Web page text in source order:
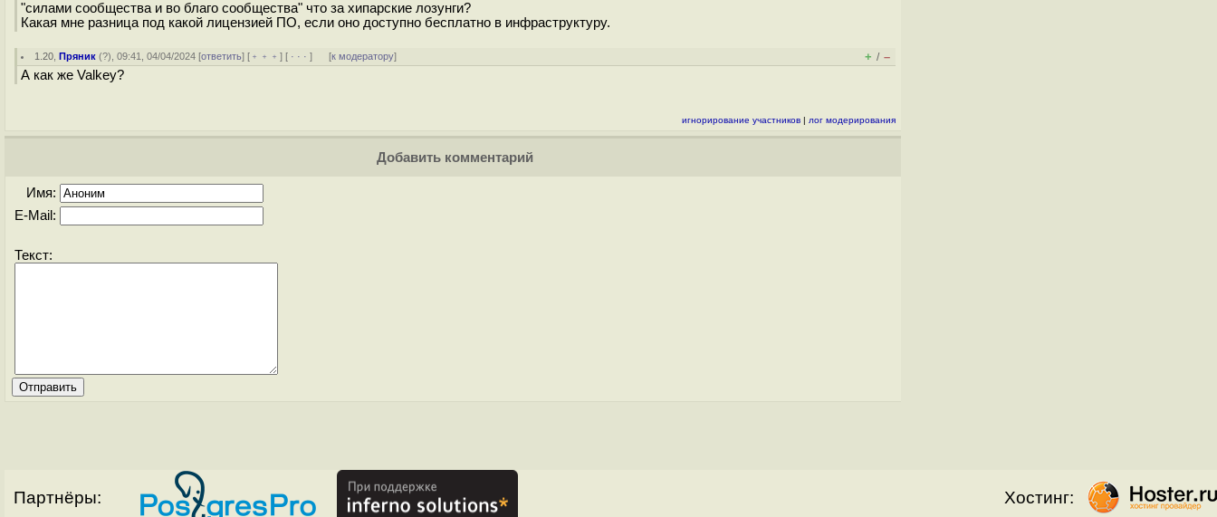
"силами сообщества и во благо сообщества" что за хипарские лозунги?
Какая мне разница под какой лицензией ПО, если оно доступно бесплатно в инфраструктуру.
1.20 ,Пряник (?), 09:41, 04/04/2024 [ответить] [ ﹢﹢﹢] [ · · ·] [к модератору] + / –
А как же Valkey?
игнорирование участников | лог модерирования
Добавить комментарий
Имя:
E-Mail:
Текст:
Партнёры: Хостинг: